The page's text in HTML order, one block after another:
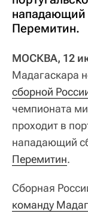
нападающий
Перемитин.
МОСКВА, 12
Мадагаскара
сборной
чемпионата
проходит в
нападающий
Перемитин.
Сборная
команду